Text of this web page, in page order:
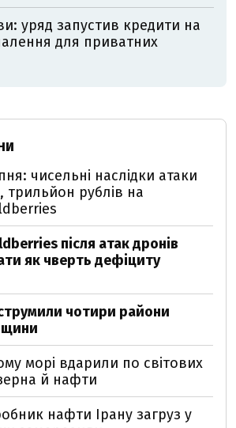
уряд запустив кредити на
для приватних
чисельні наслідки атаки
трильйон рублів на
після атак дронів
як чверть дефіциту
чотири райони
морі вдарили по світових
й нафти
нафти Ірану загруз у